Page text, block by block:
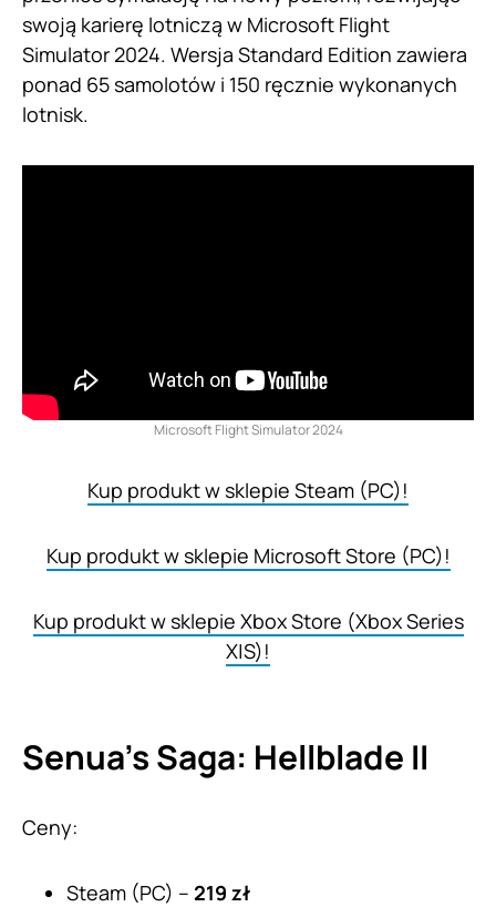
swoją karierę lotniczą w Microsoft Flight
Simulator 2024. Wersja Standard Edition zawiera
ponad 65 samolotów i 150 ręcznie wykonanych
lotnisk.
Microsoft Flight Simulator 2024
Kup produkt w sklepie Steam (PC)!
Kup produkt w sklepie Microsoft Store (PC)!
Kup produkt w sklepie Xbox Store (Xbox Series
X|S)!
Senua’s Saga: Hellblade II
Ceny:
Steam (PC) – 219 zł